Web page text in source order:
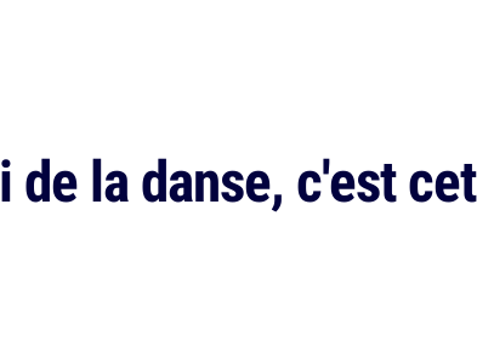
la danse, c'est cet